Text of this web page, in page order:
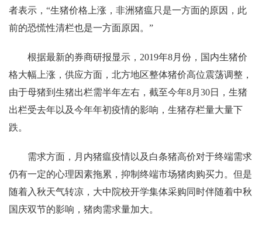
者表示，“生猪价格上涨，非洲猪瘟只是一方面的原因，此
前的恐慌性清栏也是一方面原因。”
根据最新的券商研报显示，2019年8月份，国内生猪价
格大幅上涨，供应方面，北方地区整体猪价高位震荡调整，
由于母猪到生猪出栏需半年左右，截至今年8月30日，生猪
出栏受去年以及今年年初疫情的影响，生猪存栏量大量下
跌。
需求方面，月内猪瘟疫情以及白条猪高价对于终端需求
仍有一定的心理因素拖累，抑制终端市场猪肉购买力。但是
随着入秋天气转凉，大中院校开学集体采购同时伴随着中秋
国庆双节的影响，猪肉需求量加大。